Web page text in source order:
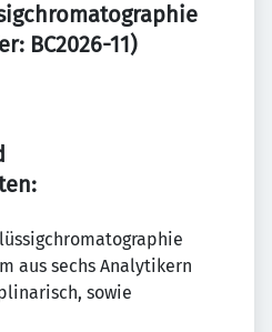
BC2026-11)
aus sechs Analytikern
sowie